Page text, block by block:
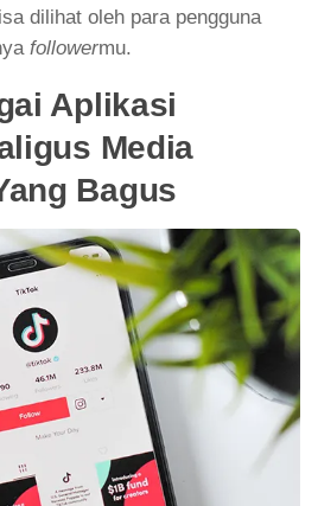
dilihat oleh para pengguna
followermu.
Aplikasi
Media
Bagus